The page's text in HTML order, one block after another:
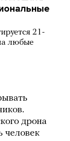
21-
любые
дрона
человек